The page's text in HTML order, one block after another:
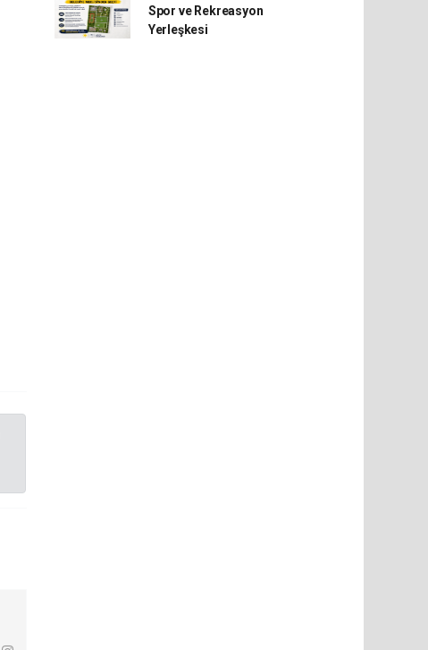
Spor ve Rekreasyon
Yerleşkesi